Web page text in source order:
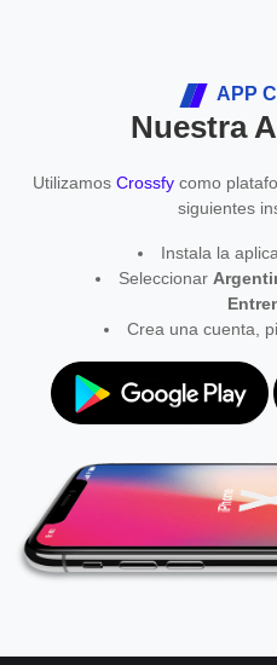
APP
Nuestra
Utilizamos Crossfycomo
siguientes
Instala la
Seleccionar
Crea una cuenta,